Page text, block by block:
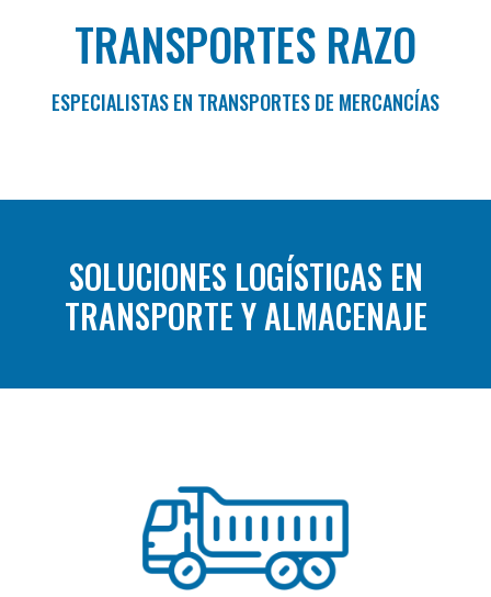
TRANSPORTES RAZO
ESPECIALISTAS EN TRANSPORTES DE MERCANCÍAS
SOLUCIONES LOGÍSTICAS EN
TRANSPORTE Y ALMACENAJE